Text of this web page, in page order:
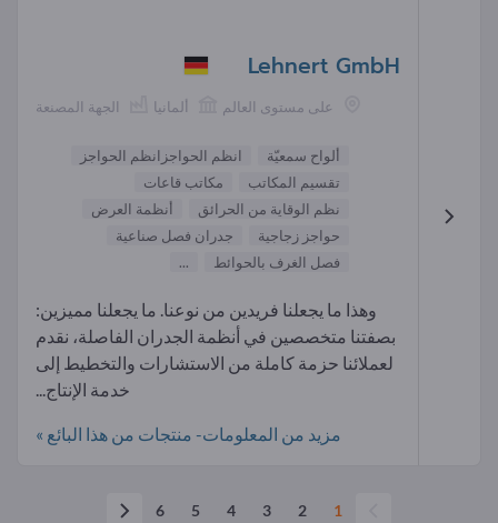
Lehnert GmbH
الجهة المصنعة ألمانيا على مستوى العالم
ألواح سمعيّة
انظم الحواجزانظم الحواجز
تقسيم المكاتب
مكاتب قاعات
نظم الوقاية من الحرائق
أنظمة العرض
حواجز زجاجية
جدران فصل صناعية
فصل الغرف بالحوائط
...
وهذا ما يجعلنا فريدين من نوعنا. ما يجعلنا مميزين:
بصفتنا متخصصين في أنظمة الجدران الفاصلة، نقدم
لعملائنا حزمة كاملة من الاستشارات والتخطيط إلى
خدمة الإنتاج...
مزيد من المعلومات- منتجات من هذا البائع »
1
2
3
4
5
6